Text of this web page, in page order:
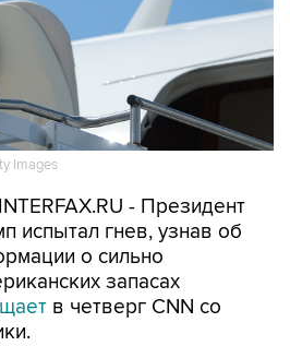
Images
- Президент
испытал гнев, узнав об
о сильно
запасах
в четверг CNN со